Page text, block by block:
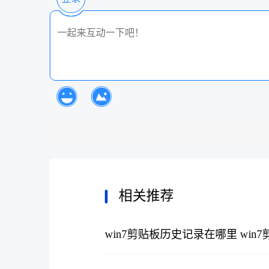
相关推荐
win7剪贴板历史记录在哪里 win7